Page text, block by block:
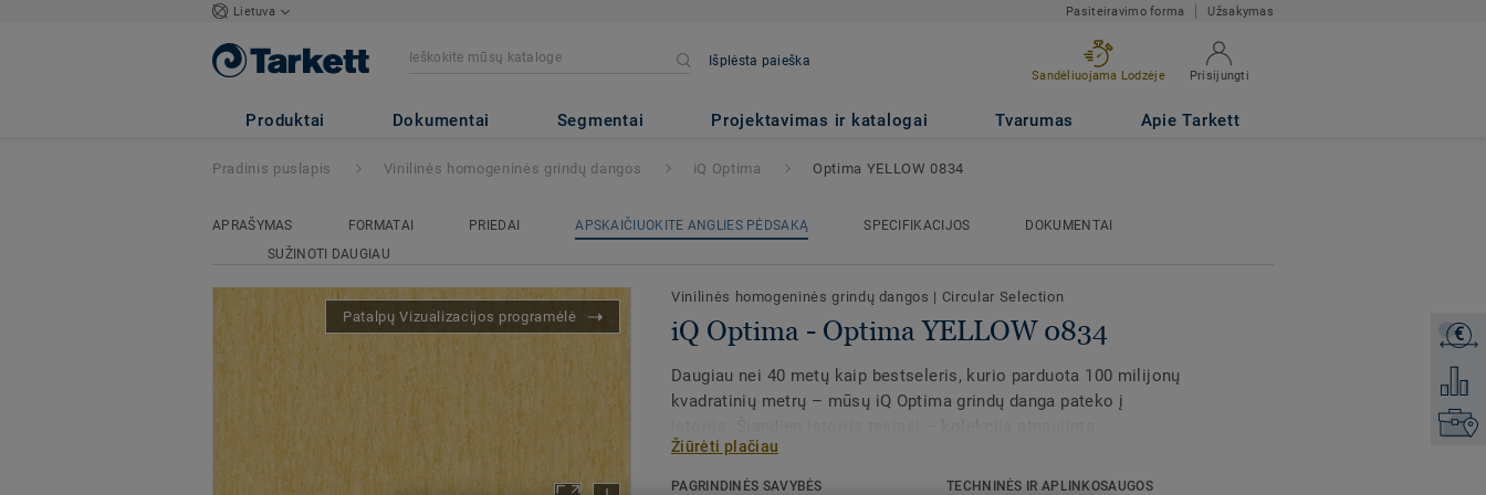
Lietuva Pasiteiravimo forma Užsakymas
Išplėsta paieška
Sandėliuojama Lodzėje Prisijungti
Produktai Dokumentai Segmentai Projektavimas ir katalogai Tvarumas Apie Tarkett
iQ Optima - Optima YELLOW 0834
€
Pridėti
Pradinis puslapis Vinilinės homogeninės grindų dangos iQ Optima Optima YELLOW 0834
APRAŠYMAS FORMATAI PRIEDAI APSKAIČIUOKITE ANGLIES PĖDSAKĄ SPECIFIKACIJOS
DOKUMENTAI
SUŽINOTI DAUGIAU
Patalpų Vizualizacijos programėlė
Vinilinės homogeninės grindų dangos | Circular Selection
iQ Optima - Optima YELLOW 0834
Daugiau nei 40 metų kaip bestseleris, kurio parduota 100 milijonų
kvadratinių metrų – mūsų iQ Optima grindų danga pateko į
iQ Optima siūlo atnaujintą kryptinį efektą. Atnaujintas 3 raštų
Žiūrėti plačiau
PAGRINDINĖS SAVYBĖS
TECHNINĖS IR APLINKOSAUGOS